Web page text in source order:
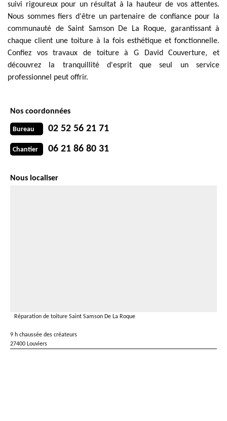
suivi rigoureux pour un résultat à la hauteur de vos attentes.
Nous sommes fiers d'être un partenaire de confiance pour la
communauté de Saint Samson De La Roque, garantissant à
chaque client une toiture à la fois esthétique et fonctionnelle.
Confiez vos travaux de toiture à G David Couverture, et
découvrez la tranquillité d'esprit que seul un service
professionnel peut offrir.
Nos coordonnées
Bureau 02 52 56 21 71
Chantier 06 21 86 80 31
Nous localiser
Réparation de toiture Saint Samson De La Roque
9 h chaussée des créateurs
27400 Louviers